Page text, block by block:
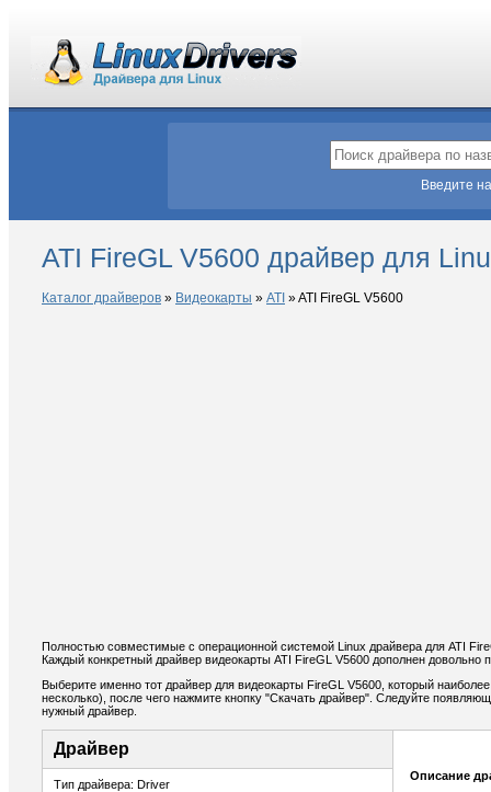
Введите
ATI FireGL V5600 драйвер для
Каталог драйверов » Видеокарты » ATI »ATI FireGL V5600
Полностью совместимые с операционной системой Linux драйвера для ATI
Каждый конкретный драйвер видеокарты ATI FireGL V5600 дополнен
Выберите именно тот драйвер для видеокарты FireGL V5600, который
несколько), после чего нажмите кнопку "Скачать драйвер". Следуйте
нужный драйвер.
Драйвер
Тип драйвера: Driver
Описание